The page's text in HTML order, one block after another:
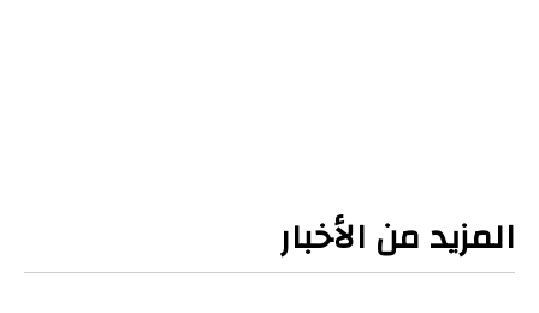
المزيد من الأخبار